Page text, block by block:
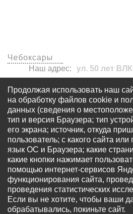
Чебоксары
Наш адрес:
ул. 50 лет
© Все права защищены - OOO
визовый центр «Виза 7»
любых материалов сайта без
правообладателя. Информация
публичной офертой,
Продолжая использовать наш
на обработку файлов cookie и
данных (сведения о
тип и версия Браузера; тип
его экрана; источник, откуда
пользователь; с какого сайта
язык ОС и Браузера; какие
какие кнопки нажимает
помощью интернет-сервисов
функционирования сайта,
проведения статистических
Если вы не хотите, чтобы ваши
обрабатывались, покиньте сайт.